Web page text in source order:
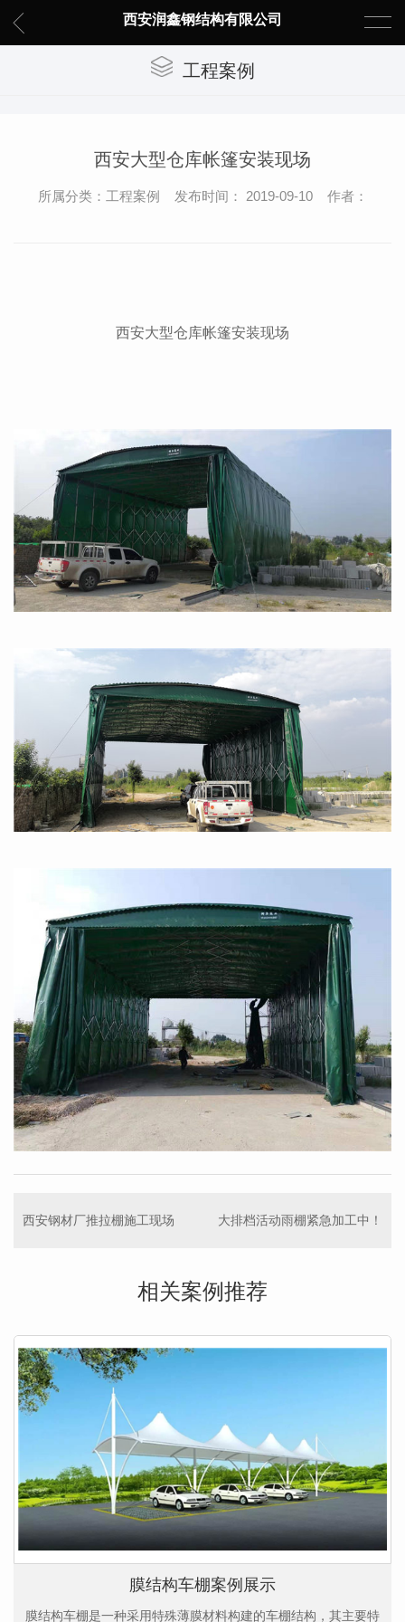
西安润鑫钢结构有限公司
工程案例
西安大型仓库帐篷安装现场
所属分类：工程案例 发布时间： 2019-09-10 作者：
西安大型仓库帐篷安装现场
西安钢材厂推拉棚施工现场 大排档活动雨棚紧急加工中！
相关案例推荐
膜结构车棚案例展示
膜结构车棚是一种采用特殊薄膜材料构建的车棚结构，其主要特